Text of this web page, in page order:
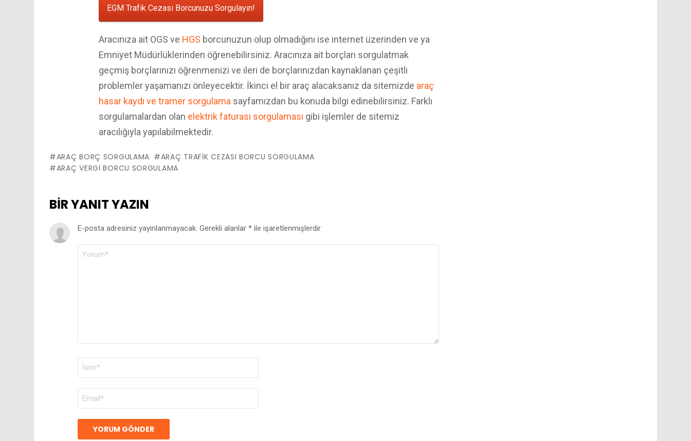
EGM Trafik Cezası Borcunuzu Sorgulayın!
Aracınıza ait OGS ve HGS borcunuzun olup olmadığını ise internet üzerinden ve ya
Emniyet Müdürlüklerinden öğrenebilirsiniz. Aracınıza ait borçları sorgulatmak
geçmiş borçlarınızı öğrenmenizi ve ileri de borçlarınızdan kaynaklanan çeşitli
problemler yaşamanızı önleyecektir. İkinci el bir araç alacaksanız da sitemizde araç
hasar kaydı ve tramer sorgulama sayfamızdan bu konuda bilgi edinebilirsiniz. Farklı
sorgulamalardan olan elektrik faturası sorgulaması gibi işlemler de sitemiz
aracılığıyla yapılabilmektedir.
ARAÇ BORÇ SORGULAMA
ARAÇ TRAFIK CEZASI BORCU SORGULAMA
ARAÇ VERGI BORCU SORGULAMA
BIR YANIT YAZIN
E-posta adresiniz yayınlanmayacak. Gerekli alanlar * ile işaretlenmişlerdir
YORUM
AD
E-
POSTA